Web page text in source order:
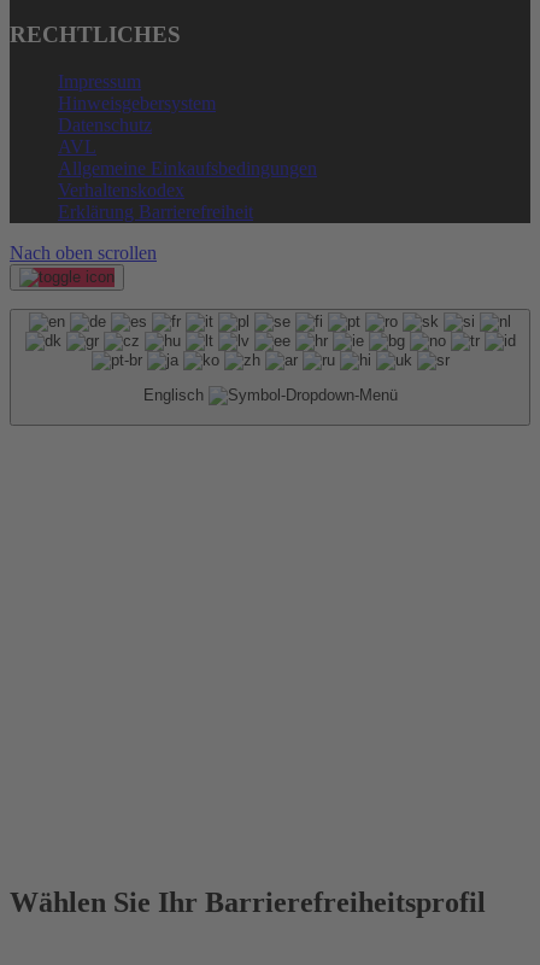
RECHTLICHES
Impressum
Hinweisgebersystem
Datenschutz
AVL
Allgemeine Einkaufsbedingungen
Verhaltenskodex
Erklärung Barrierefreiheit
Nach oben scrollen
Englisch
Wählen Sie Ihr Barrierefreiheitsprofil